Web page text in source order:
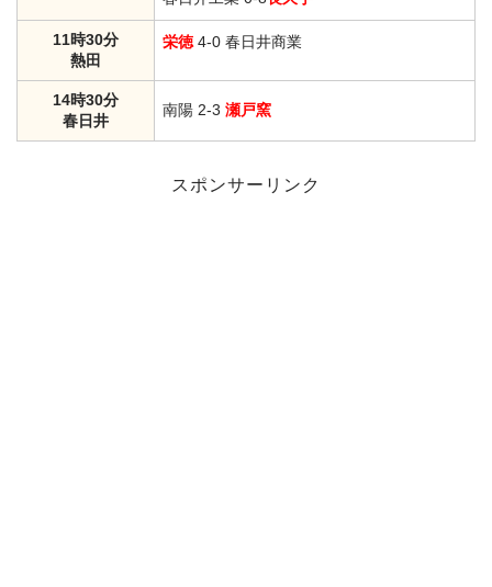
11時30分
熱田
栄徳 4-0 春日井商業
14時30分
春日井
南陽 2-3 瀬戸窯
スポンサーリンク